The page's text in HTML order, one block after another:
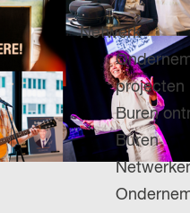
g
e
Netwerk
projecten
Buren
Buren